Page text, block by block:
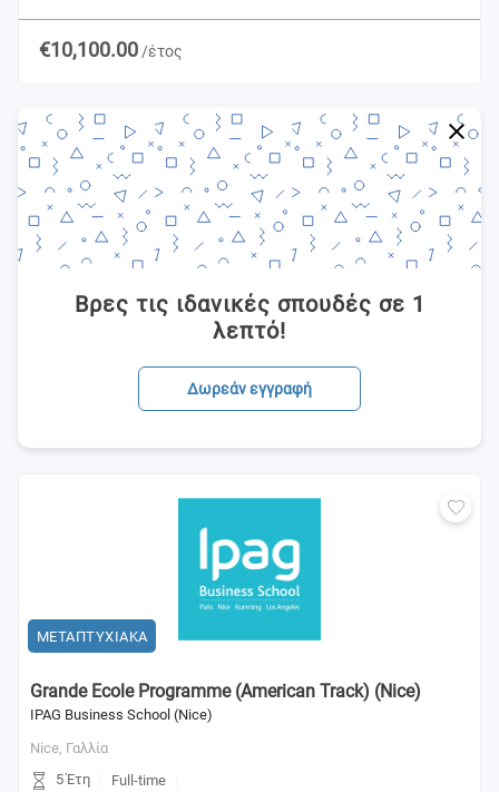
€10,100.00 /έτος
Βρες τις ιδανικές σπουδές σε 1
λεπτό!
Δωρεάν εγγραφή
ΜΕΤΑΠΤΥΧΙΑΚΑ
Grande Ecole Programme (American Track) (Nice)
IPAG Business School (Nice)
Nice, Γαλλία
5 Έτη
Full-time